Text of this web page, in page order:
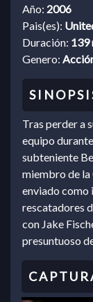
Año: 2006
Pais(es):
Duración: 139
Genero:
Tras perder a
equipo
subteniente
miembro de la
enviado como
rescatadores
con Jake
presuntuoso